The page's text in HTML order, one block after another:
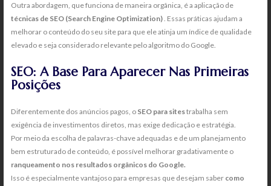
Outra abordagem, que funciona de maneira orgânica, é a aplicação de
técnicas de SEO (Search Engine Optimization). Essas práticas ajudam a
melhorar o conteúdo do seu site para que ele atinja um índice de qualidade
elevado e seja considerado relevante pelo algoritmo do Google.
SEO: A Base Para Aparecer Nas Primeiras
Posições
Diferentemente dos anúncios pagos, o SEO para sitestrabalha sem
exigência de investimentos diretos, mas exige dedicação e estratégia.
Por meio da escolha de palavras-chave adequadas e de um planejamento
bem estruturado de conteúdo, é possível melhorar gradativamente o
ranqueamento nos resultados orgânicos do Google.
Isso é especialmente vantajoso para empresas que desejam saber como